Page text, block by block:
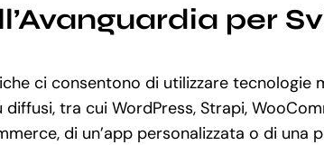
per
ci consentono di utilizzare tecnologie
diffusi, tra cui WordPress, Strapi,
di un’app personalizzata o di